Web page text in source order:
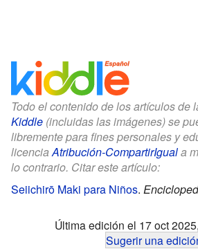
Todo el contenido de los artículos de
Kiddle (incluidas las imágenes) se
libremente para fines personales y
licenciaAtribución-CompartirIguala
lo contrario. Citar este artículo:
Seiichirō Maki para Niños.
Última edición el 17 oct
Sugerir una